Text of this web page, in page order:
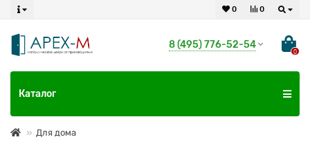
0
0
8 (495) 776-52-54
0
Каталог
Для дома